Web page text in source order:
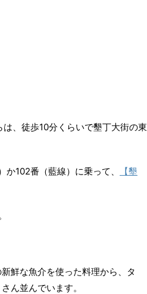
は、徒歩10分くらいで墾丁大街の東
か102番（藍線）に乗って、
【墾
鮮な魚介を使った料理から、タ
ん並んでいます。